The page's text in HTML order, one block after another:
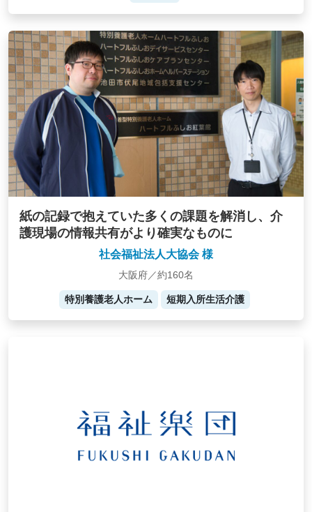
紙の記録で抱えていた多くの課題を解消し、介
護現場の情報共有がより確実なものに
社会福祉法人大協会 様
大阪府／約160名
特別養護老人ホーム 短期入所生活介護